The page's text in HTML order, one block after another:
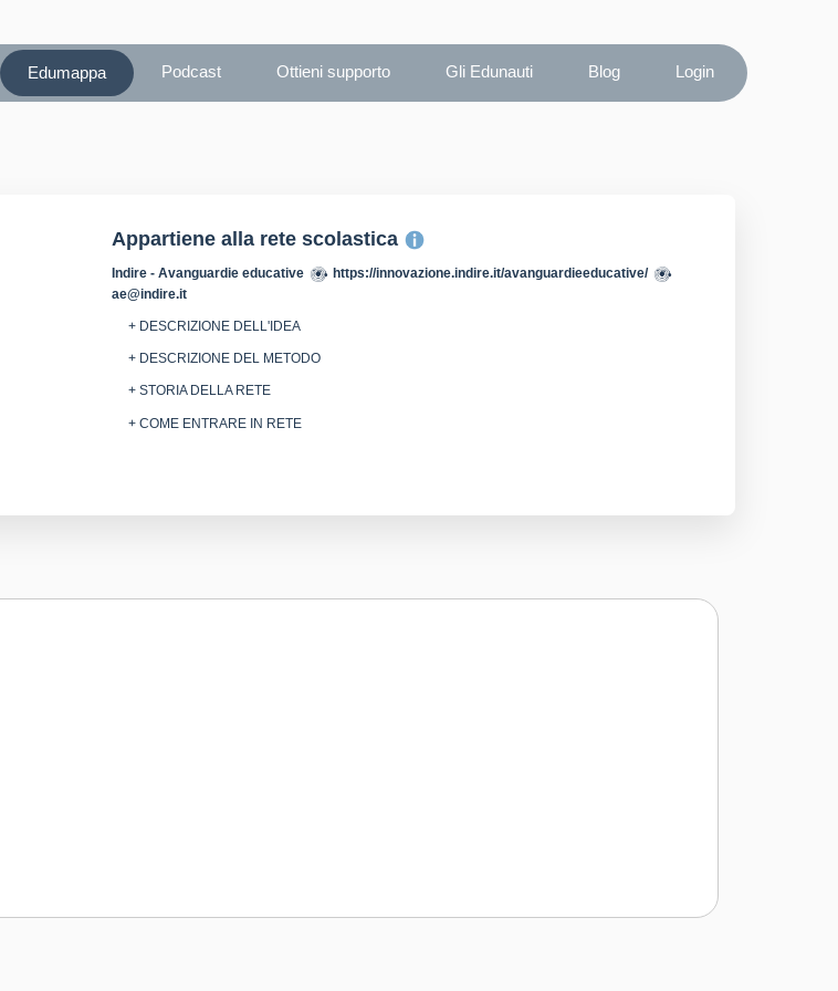
Edumappa Podcast Ottieni supporto Gli Edunauti Blog Login
Appartiene alla rete scolastica
Indire - Avanguardie educative
https://innovazione.indire.it/avanguardieeducative/
ae@indire.it
+ DESCRIZIONE DELL'IDEA
+ DESCRIZIONE DEL METODO
+ STORIA DELLA RETE
+ COME ENTRARE IN RETE